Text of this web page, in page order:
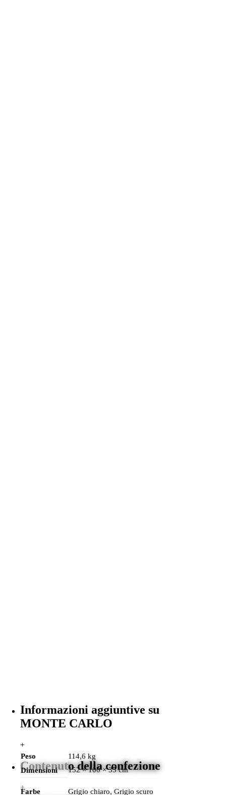
Informazioni aggiuntive su
MONTE CARLO
+
Peso
114,6 kg
Dimensioni
152 × 100 × 35 cm
Farbe Grigio chiaro, Grigio scuro
Contenuto della confezione
+